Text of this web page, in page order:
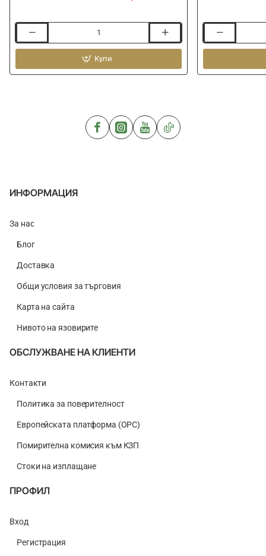
KORUM
R
Купи
KORUM
River
ИНФОРМАЦИЯ
За нас
Блог
Доставка
Общи условия за търговия
Карта на сайта
Нивото на язовирите
ОБСЛУЖВАНЕ НА КЛИЕНТИ
Контакти
Политика за поверителност
Европейската платформа (ОРС)
Помирителна комисия към КЗП
Стоки на изплащане
ПРОФИЛ
Вход
Регистрация